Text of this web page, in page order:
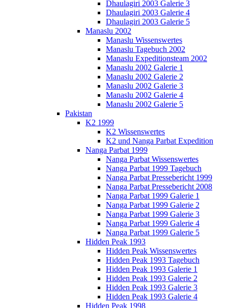
Dhaulagiri 2003 Galerie 3
Dhaulagiri 2003 Galerie 4
Dhaulagiri 2003 Galerie 5
Manaslu 2002
Manaslu Wissenswertes
Manaslu Tagebuch 2002
Manaslu Expeditionsteam 2002
Manaslu 2002 Galerie 1
Manaslu 2002 Galerie 2
Manaslu 2002 Galerie 3
Manaslu 2002 Galerie 4
Manaslu 2002 Galerie 5
Pakistan
K2 1999
K2 Wissenswertes
K2 und Nanga Parbat Expedition
Nanga Parbat 1999
Nanga Parbat Wissenswertes
Nanga Parbat 1999 Tagebuch
Nanga Parbat Pressebericht 1999
Nanga Parbat Pressebericht 2008
Nanga Parbat 1999 Galerie 1
Nanga Parbat 1999 Galerie 2
Nanga Parbat 1999 Galerie 3
Nanga Parbat 1999 Galerie 4
Nanga Parbat 1999 Galerie 5
Hidden Peak 1993
Hidden Peak Wissenswertes
Hidden Peak 1993 Tagebuch
Hidden Peak 1993 Galerie 1
Hidden Peak 1993 Galerie 2
Hidden Peak 1993 Galerie 3
Hidden Peak 1993 Galerie 4
Hidden Peak 1998